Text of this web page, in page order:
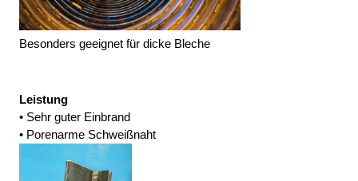
Besonders geeignet für dicke Bleche
Leistung
• Sehr guter Einbrand
• Porenarme Schweißnaht